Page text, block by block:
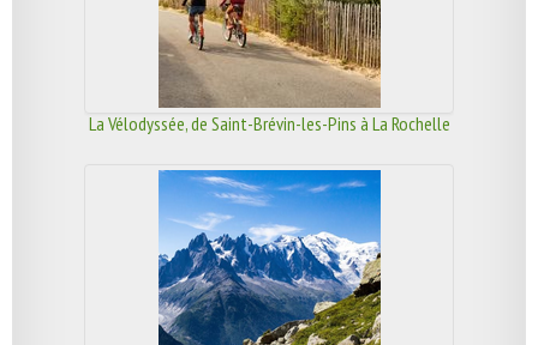
La Vélodyssée, de Saint-Brévin-les-Pins à La Rochelle